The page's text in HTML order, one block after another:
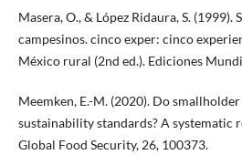
Masera, O., & López Ridaura, S.
campesinos. cinco exper: cinco
México rural (2nd ed.). Ediciones
Meemken, E.-M. (2020). Do
sustainability standards? A systematic
Global Food Security, 26, 100373.